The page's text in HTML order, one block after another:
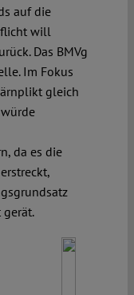
auf die
will
Das BMVg
Im Fokus
gleich
da es die